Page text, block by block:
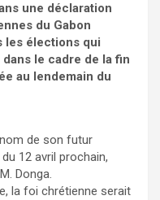
une déclaration
du Gabon
les élections qui
le cadre de la fin
au lendemain du
nom de son futur
12 avril prochain,
Donga.
la foi chrétienne serait